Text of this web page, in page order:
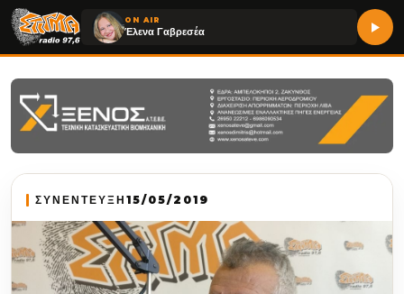
ON AIR
Έλενα Γαβρεσέα
ΣΥΝΕΝΤΕΥΞΗ 15/05/2019